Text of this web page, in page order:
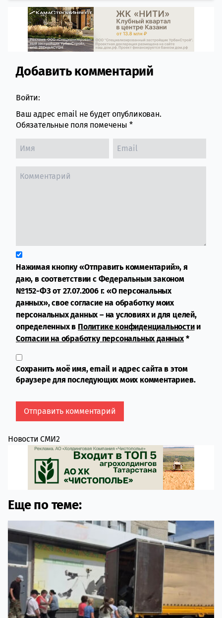
Comment section
Добавить комментарий
Войти:
Ваш адрес email не будет опубликован.
Обязательные поля помечены *
Нажимая кнопку «Отправить комментарий», я
даю, в соответствии с Федеральным законом
№152-ФЗ от 27.07.2006 г. «О персональных
данных», свое согласие на обработку моих
персональных данных – на условиях и для целей,
определенных в Политике конфиденциальностии
Согласии на обработку персональных данных*
Сохранить моё имя, email и адрес сайта в этом
браузере для последующих моих комментариев.
Новости СМИ2
Еще по теме: